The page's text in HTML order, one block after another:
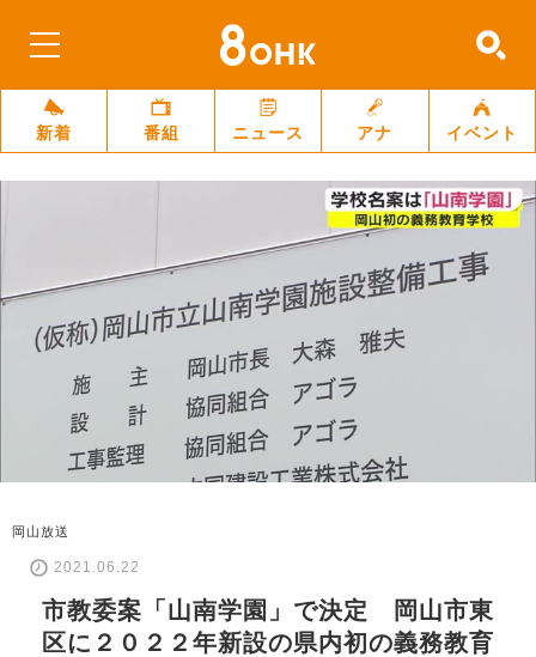
新着 番組 ニュース アナ イベント
岡山放送
2021.06.22
市教委案「山南学園」で決定 岡山市東
区に２０２２年新設の県内初の義務教育